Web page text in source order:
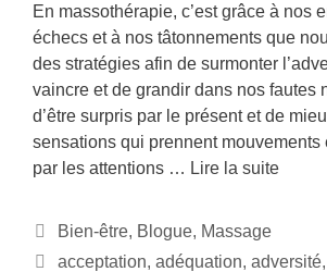
En massothérapie, c’est grâce à nos
échecs et à nos tâtonnements que
des stratégies afin de surmonter
vaincre et de grandir dans nos fautes
d’être surpris par le présent et de
sensations qui prennent mouvements
par les attentions … Lire la suite
Bien-être, Blogue, Massage
acceptation, adéquation, adversité,